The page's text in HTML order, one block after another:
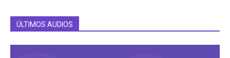
ÚLTIMOS AUDIOS